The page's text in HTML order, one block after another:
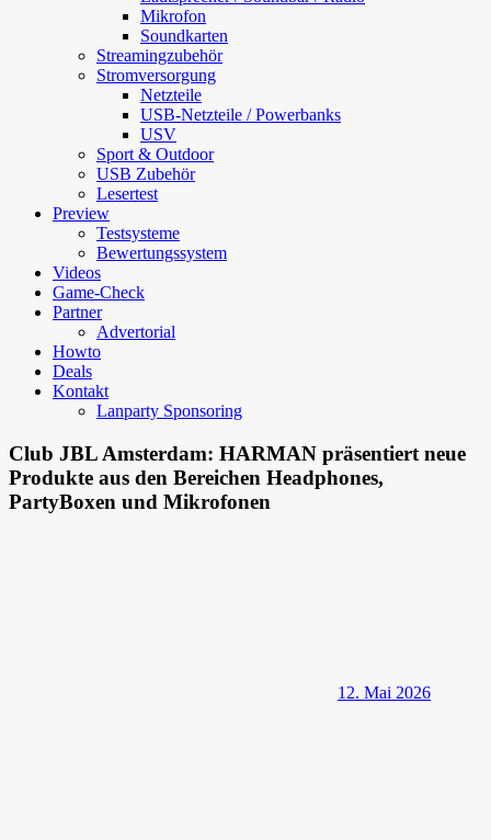
Mikrofon
Soundkarten
Streamingzubehör
Stromversorgung
Netzteile
USB-Netzteile / Powerbanks
USV
Sport & Outdoor
USB Zubehör
Lesertest
Preview
Testsysteme
Bewertungssystem
Videos
Game-Check
Partner
Advertorial
Howto
Deals
Kontakt
Lanparty Sponsoring
Club JBL Amsterdam: HARMAN präsentiert neue
Produkte aus den Bereichen Headphones,
PartyBoxen und Mikrofonen
12. Mai 2026